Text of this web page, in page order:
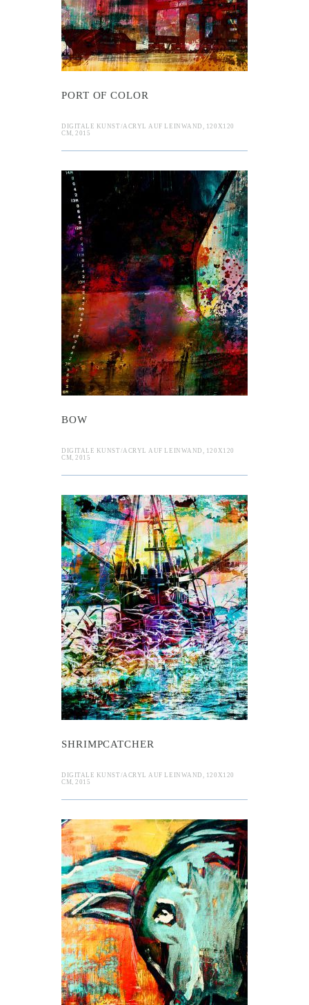
PORT OF COLOR
DIGITALE KUNST/ACRYL AUF LEINWAND, 120X120
CM, 2015
BOW
DIGITALE KUNST/ACRYL AUF LEINWAND, 120X120
CM, 2015
SHRIMPCATCHER
DIGITALE KUNST/ACRYL AUF LEINWAND, 120X120
CM, 2015